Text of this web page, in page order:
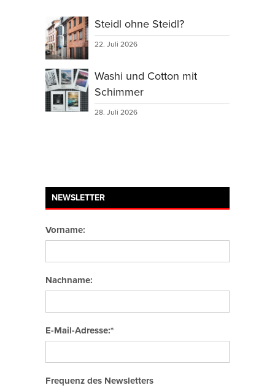
Steidl ohne Steidl?
22. Juli 2026
Washi und Cotton mit
Schimmer
28. Juli 2026
NEWSLETTER
Vorname:
Nachname:
E-Mail-Adresse:*
Frequenz des Newsletters